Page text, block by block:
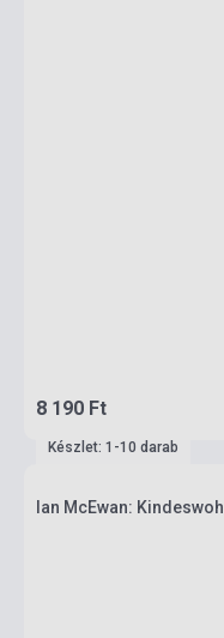
8 190 Ft
Készlet: 1-10 darab
Ian McEwan: Kindeswohl